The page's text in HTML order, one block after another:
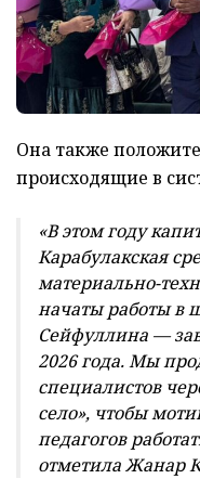
Она также
происходящие в
«В этом году
Карабулакская
материально-
начаты работы в
Сейфуллина —
2026 года. Мы
специалистов
село», чтобы
педагогов
отметила Жанар